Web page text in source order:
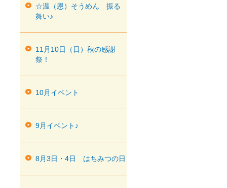
☆温（恩）そうめん 振る
舞い♪
11月10日（日）秋の感謝
祭！
10月イベント
9月イベント♪
8月3日・4日 はちみつの日